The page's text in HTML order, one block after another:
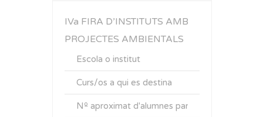
IVa FIRA D’INSTITUTS AMB
PROJECTES AMBIENTALS